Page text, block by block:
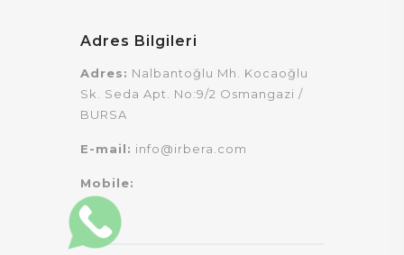
Adres Bilgileri
Adres: Nalbantoğlu Mh. Kocaoğlu
Sk. Seda Apt. No:9/2 Osmangazi /
BURSA
E-mail: info@irbera.com
Mobile: